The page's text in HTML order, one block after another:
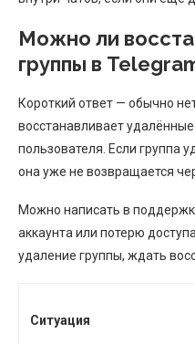
Можно ли
группы в
Короткий ответ — обычно
восстанавливает
пользователя. Если группа
она уже не возвращается
Можно написать в
аккаунта или потерю
удаление группы, ждать
Ситуация